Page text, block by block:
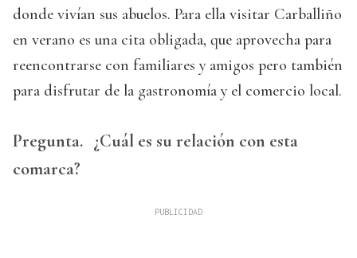
donde vivían sus abuelos. Para ella visitar Carballiño
en verano es una cita obligada, que aprovecha para
reencontrarse con familiares y amigos pero también
para disfrutar de la gastronomía y el comercio local.
Pregunta. ¿Cuál es su relación con esta
comarca?